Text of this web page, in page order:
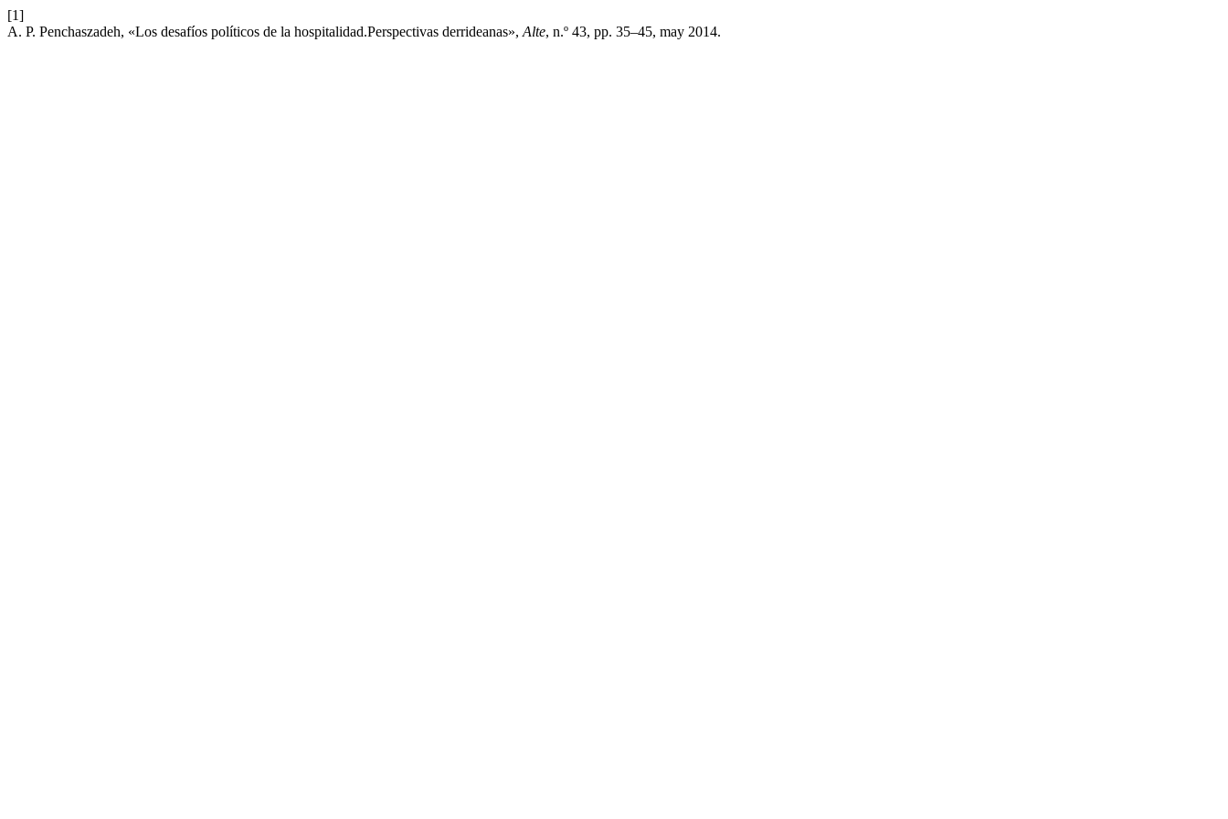
[1]
A. P. Penchaszadeh, «Los desafíos políticos de la hospitalidad.Perspectivas derrideanas», Alte, n.º 43, pp. 35–45, may 2014.